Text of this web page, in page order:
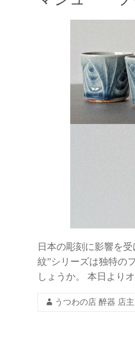
日本の彫刻に影響を
紋”シリーズは独特の
しょうか。 本日より
うつわの店 醉器 店主